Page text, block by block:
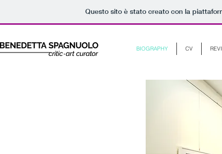
Questo sito è stato creato con la
BIOGRAPHY CV